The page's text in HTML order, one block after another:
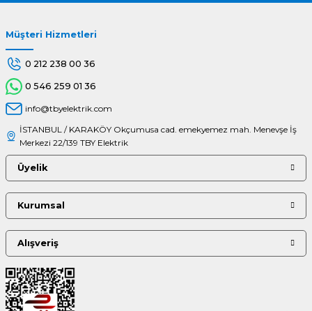
Müşteri Hizmetleri
0 212 238 00 36
0 546 259 01 36
info@tbyelektrik.com
İSTANBUL / KARAKÖY Okçumusa cad. emekyemez mah. Menevşe İş
Merkezi 22/139 TBY Elektrik
Üyelik
Kurumsal
Alışveriş